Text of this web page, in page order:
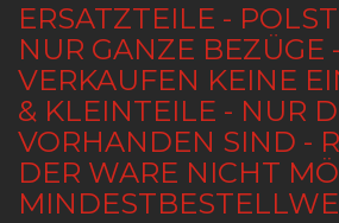
ERSATZTEILE -
NUR GANZE BEZÜGE
VERKAUFEN KEINE
& KLEINTEILE - NUR
VORHANDEN SIND -
DER WARE NICHT